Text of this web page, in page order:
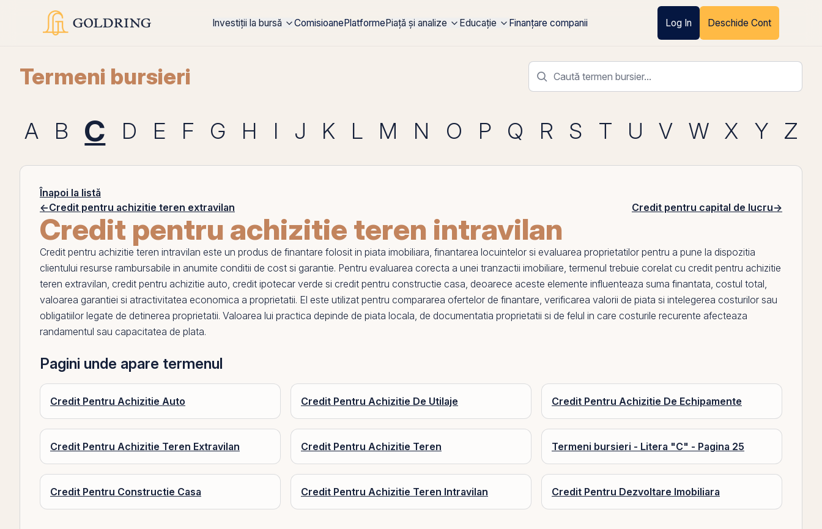
Investiții la bursă ComisioanePlatformePiață și analize Educație Finanțare companii Log In Deschide Cont
Termeni bursieri
A B C D E F G H I J K L M N O P Q R S T U V W X Y Z
Înapoi la listă
←Credit pentru achizitie teren extravilan Credit pentru capital de lucru→
Credit pentru achizitie teren intravilan
Credit pentru achizitie teren intravilan este un produs de finantare folosit in piata imobiliara, finantarea locuintelor si evaluarea proprietatilor pentru a pune la dispozitia
clientului resurse rambursabile in anumite conditii de cost si garantie. Pentru evaluarea corecta a unei tranzactii imobiliare, termenul trebuie corelat cu credit pentru achizitie
teren extravilan, credit pentru achizitie auto, credit ipotecar verde si credit pentru constructie casa, deoarece aceste elemente influenteaza suma finantata, costul total,
valoarea garantiei si atractivitatea economica a proprietatii. El este utilizat pentru compararea ofertelor de finantare, verificarea valorii de piata si intelegerea costurilor sau
obligatiilor legate de detinerea proprietatii. Valoarea lui practica depinde de piata locala, de documentatia proprietatii si de felul in care costurile recurente afecteaza
randamentul sau capacitatea de plata.
Pagini unde apare termenul
Credit Pentru Achizitie Auto Credit Pentru Achizitie De Utilaje Credit Pentru Achizitie De Echipamente
Credit Pentru Achizitie Teren Extravilan Credit Pentru Achizitie Teren Termeni bursieri - Litera "C" - Pagina 25
Credit Pentru Constructie Casa Credit Pentru Achizitie Teren Intravilan Credit Pentru Dezvoltare Imobiliara